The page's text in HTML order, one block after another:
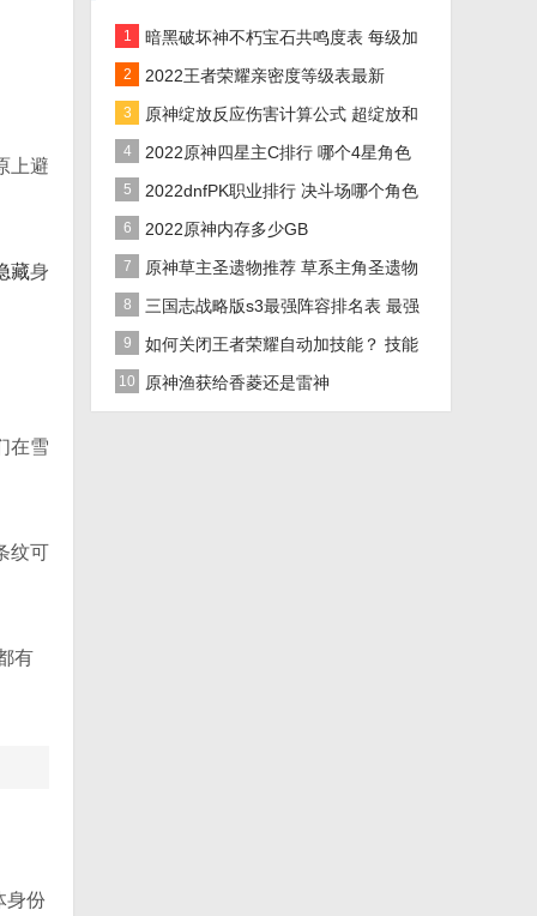
上避
藏身
在雪
纹可
有
身份
1
暗黑破坏神不朽宝石共鸣度表 每级加
多少共鸣度
2 2022王者荣耀亲密度等级表最新
3
原神绽放反应伤害计算公式 超绽放和
烈绽放伤害怎么算
4
2022原神四星主C排行 哪个4星角色
输出高
5
2022dnfPK职业排行 决斗场哪个角色
PK厉害
6 2022原神内存多少GB
7
原神草主圣遗物推荐 草系主角圣遗物
搭配攻略
8
三国志战略版s3最强阵容排名表 最强
共存5队一览
9
如何关闭王者荣耀自动加技能？ 技能
推荐加点关闭法
10 原神渔获给香菱还是雷神